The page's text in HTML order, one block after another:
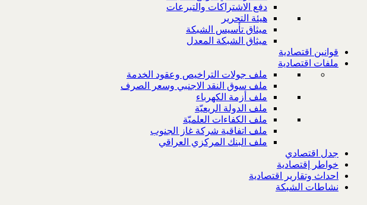
دفع الاشتراكات والتبرعات
هيئة التحرير
ميثاق تأسيس الشبكة
ميثاق الشبكة المعدل
قوانين اقتصادية
ملفات اقتصادية
ملف جولات التراخيص وعقود الخدمة
ملف سوق النقد الاجنبي وسعر الصرف
ملف أزمة الكهرباء
ملف الدولة الريعيّة
ملف الكفاءات العلميّة
ملف اتفاقية شركة غاز الجنوب
ملف البنك المركزي العراقي
جدل اقتصادي
خواطر إقتصادية
احداث وتقارير اقتصادية
نشاطات الشبكة